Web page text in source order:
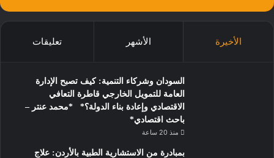
الأخيرة الأشهر تعليقات
السودان وشركاء التنمية: كيف تصبح الإدارة
العامة للتمويل الخارجي قاطرة التعافي
الاقتصادي وإعادة بناء الدولة؟* *محمد عنتر –
باحث اقتصادي*
منذ 20 ساعة
بمبادرة من الاستشارية الطبية بالأردن: علاج